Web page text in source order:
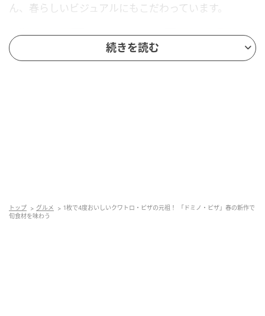
ん、春らしいビジュアルにもこだわっています。
続きを読む
トップ グルメ
1枚で4度おいしいクワトロ・ピザの元祖！ 「ドミノ・ピザ」春の新作で
旬食材を味わう